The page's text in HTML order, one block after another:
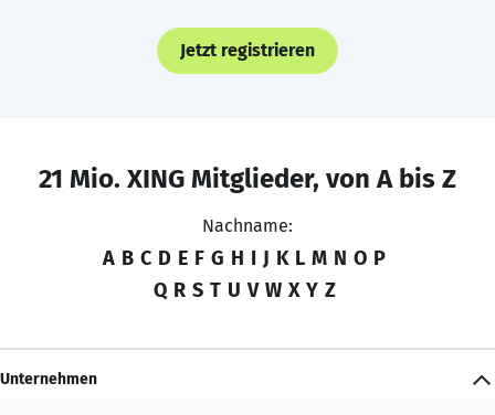
Jetzt registrieren
21 Mio. XING Mitglieder, von A bis Z
Nachname:
A B C D E F G H I J K L M N O P
Q R S T U V W X Y Z
Unternehmen